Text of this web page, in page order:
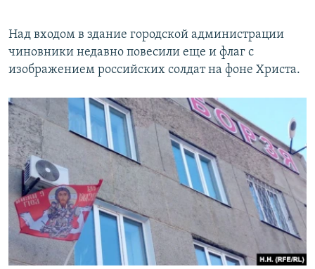
Над входом в здание городской администрации
чиновники недавно повесили еще и флаг с
изображением российских солдат на фоне Христа.